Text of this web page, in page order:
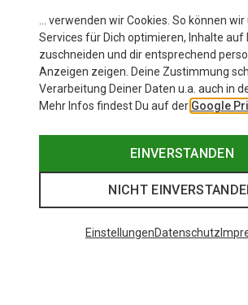
… verwenden wir Cookies. So können wir
Services für Dich optimieren, Inhalte auf
zuschneiden und dir entsprechend
Anzeigen zeigen. Deine Zustimmung
Verarbeitung Deiner Daten u.a. auch in
Mehr Infos findest Du auf der Google
EINVERSTANDEN
NICHT
EinstellungenDatenschutz